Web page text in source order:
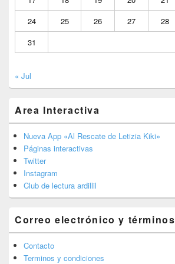
24
25 26 27 28
31
« Jul
Area Interactiva
Nueva App «Al Rescate de Letizia Kiki»
Páginas interactivas
Twitter
Instagram
Club de lectura ardillil
Correo electrónico y términos
Contacto
Terminos y condiciones